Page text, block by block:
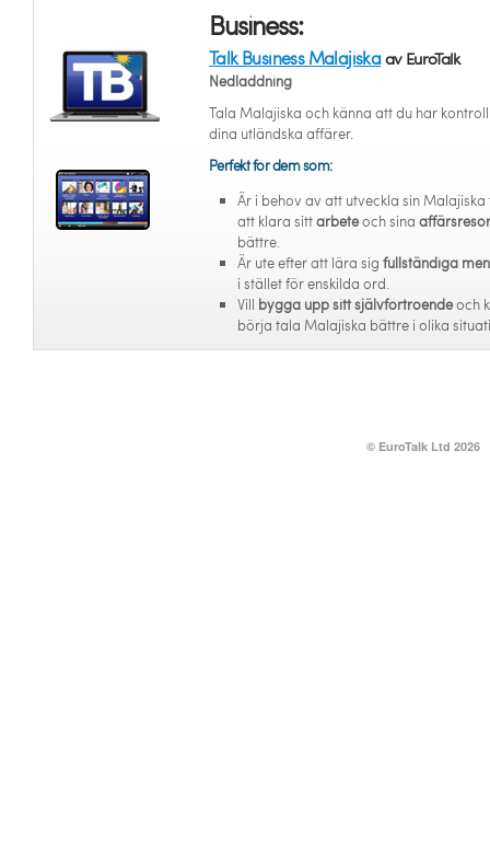
Business:
Talk Business Malajiskaav EuroTalk
Nedladdning
Tala Malajiska och känna att du har
dina utländska affärer.
Perfekt för dem som:
Är i behov av att utveckla sin Malajiska
att klara sittarbeteoch sina affärsresor
bättre.
Är ute efter att lära sig fullständiga
i stället för enskilda ord.
Vill bygga upp sitt självförtroendeoch
börja tala Malajiska bättre i olika
© EuroTalk Ltd 2026